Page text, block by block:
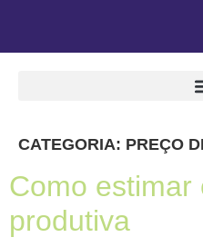
CATEGORIA: PREÇO
Como estimar
produtiva